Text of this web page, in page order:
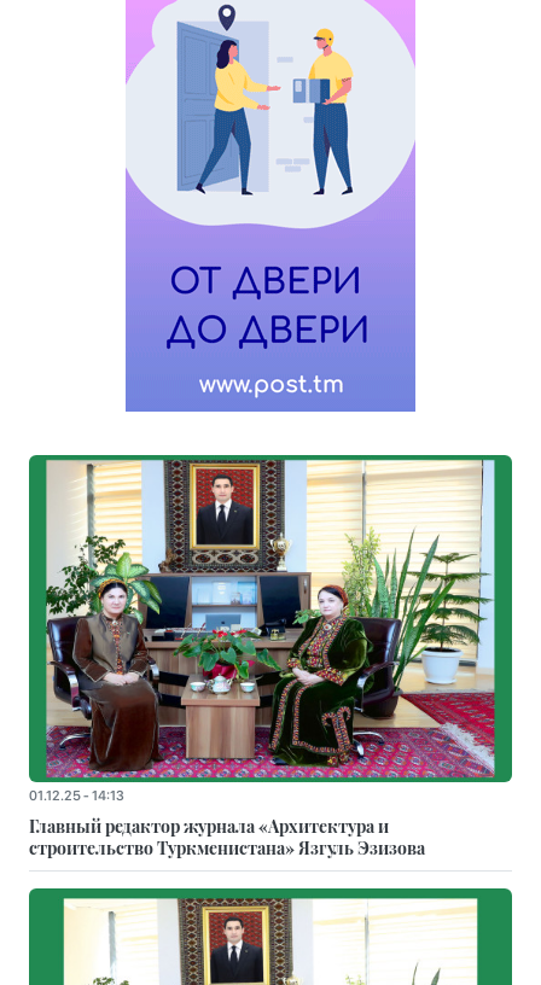
01.12.25 - 14:13
Главный редактор журнала «Архитектура и
строительство Туркменистана» Язгуль Эзизова